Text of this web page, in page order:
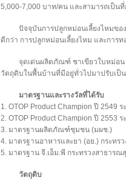
5,000-7,000 บาท/คน และสามารถเป็น
ปัจจุบันการปลูกหม่อนเลี้ยงไหมขอ
ดีกว่า การปลูกหม่อนเลี้ยงไหม และการท
จุดเด่นผลิตภัณฑ์ ชาเขียวใบหม่อ
วัตถุดิบในพื้นบ้านที่มีอยู่ทั่วไปมาปรับเ
มาตรฐานและรางวัลที่ได้รับ
1. OTOP Product Champion ปี 2549
2. OTOP Product Champion ปี 2553
3. มาตรฐานผลิตภัณฑ์ชุมชน (มผช.)
4. มาตรฐานอาหารและยา (อย.) กระทร
5. มาตรฐาน จี.เอ็ม.พี กระทรวงสาธารณ
วัตถุดิบ